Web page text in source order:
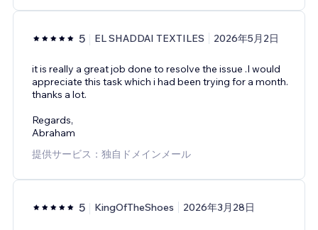
5 EL SHADDAI TEXTILES 2026年5月2日
it is really a great job done to resolve the issue .I would
appreciate this task which i had been trying for a month.
thanks a lot.
Regards,
Abraham
提供サービス：独自ドメインメール
5 KingOfTheShoes 2026年3月28日